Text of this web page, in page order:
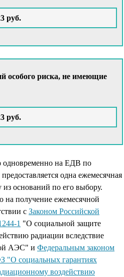
руб.
особого риска, не имеющие
руб.
одновременно на ЕДВ по
одна ежемесячная
оснований по его выбору.
получение ежемесячной
с Законом Российской
1 "О социальной защите
радиации вследствие
АЭС" и Федеральным законом
"О социальных гарантиях
воздействию